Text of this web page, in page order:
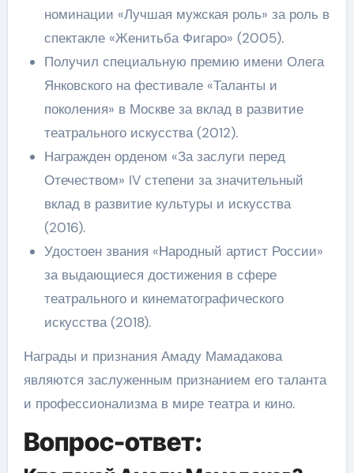
номинации «Лучшая мужская роль» за роль в
спектакле «Женитьба Фигаро» (2005).
Получил специальную премию имени Олега
Янковского на фестивале «Таланты и
поколения» в Москве за вклад в развитие
театрального искусства (2012).
Награжден орденом «За заслуги перед
Отечеством» IV степени за значительный
вклад в развитие культуры и искусства
(2016).
Удостоен звания «Народный артист России»
за выдающиеся достижения в сфере
театрального и кинематографического
искусства (2018).
Награды и признания Амаду Мамадакова
являются заслуженным признанием его таланта
и профессионализма в мире театра и кино.
Вопрос-ответ: